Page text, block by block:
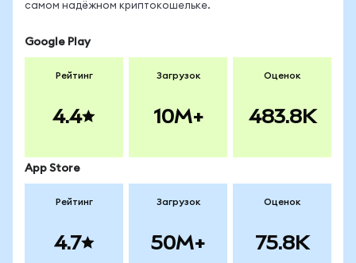
самом надёжном криптокошельке.
Google Play
Рейтинг
4.4
Загрузок
10M+
Оценок
483.8K
App Store
Рейтинг
4.7
Загрузок
50M+
Оценок
75.8K